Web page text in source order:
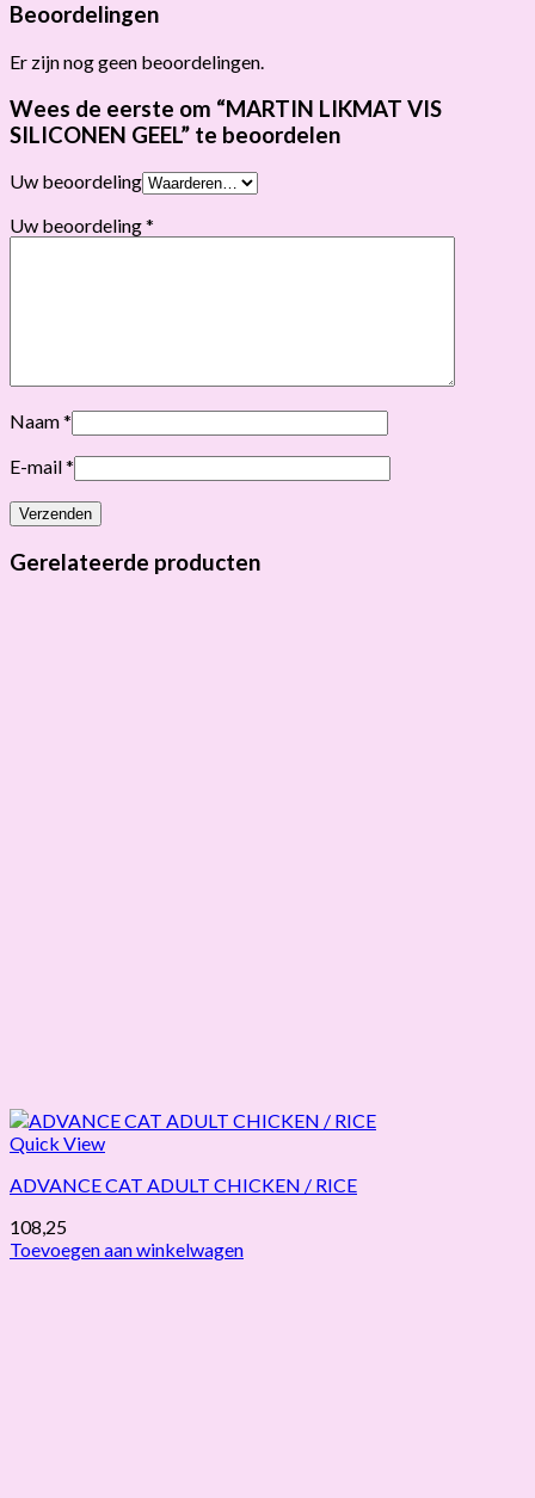
Beoordelingen
Er zijn nog geen beoordelingen.
Wees de eerste om “MARTIN LIKMAT VIS
SILICONEN GEEL” te beoordelen
Uw beoordeling
Uw beoordeling*
Naam*
E-mail*
Gerelateerde producten
Quick View
ADVANCE CAT ADULT CHICKEN / RICE
108,25
Toevoegen aan winkelwagen